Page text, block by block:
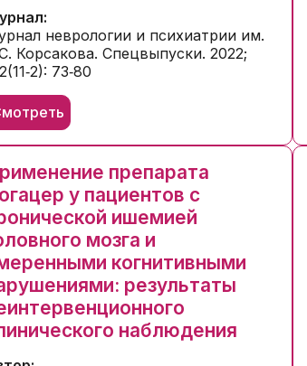
неврологии и психиатрии им.
Корсакова. Спецвыпуски. 2022;
73‑80
препарата
у пациентов с
ишемией
мозга и
когнитивными
результаты
наблюдения